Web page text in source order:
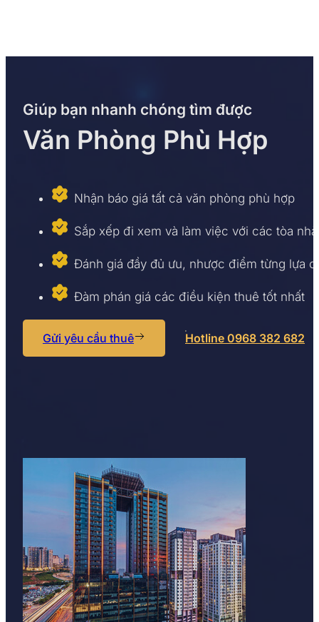
Giúp bạn nhanh chóng tìm được
Văn Phòng Phù Hợp
Nhận báo giá tất cả văn phòng phù hợp
Sắp xếp đi xem và làm việc với các tòa nhà
Đánh giá đầy đủ ưu, nhược điểm từng lựa
Đàm phán giá các điều kiện thuê tốt nhất
Gửi yêu cầu thuê Hotline 0968 382 682